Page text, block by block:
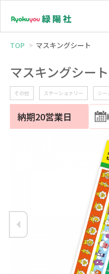
TOP マスキングシート
マスキングシート
その他 ステーショナリー シ
納期20営業日